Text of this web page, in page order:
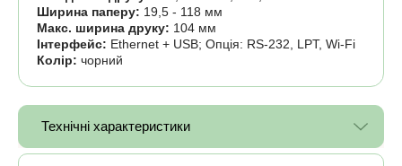
Ширина паперу: 19,5 - 118 мм
Макс. ширина друку: 104 мм
Інтерфейс: Ethernet + USB; Опція: RS-232, LPT, Wi-Fi
Колір: чорний
Технічні характеристики